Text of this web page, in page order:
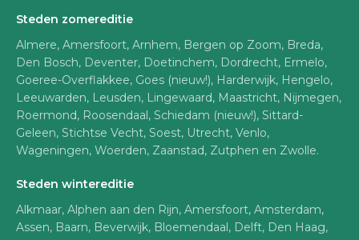
Steden zomereditie
Almere, Amersfoort, Arnhem, Bergen op Zoom, Breda,
Den Bosch, Deventer, Doetinchem, Dordrecht, Ermelo,
Goeree-Overflakkee, Goes (nieuw!), Harderwijk, Hengelo,
Leeuwarden, Leusden, Lingewaard, Maastricht, Nijmegen,
Roermond, Roosendaal, Schiedam (nieuw!), Sittard-
Geleen, Stichtse Vecht, Soest, Utrecht, Venlo,
Wageningen, Woerden, Zaanstad, Zutphen en Zwolle.
Steden wintereditie
Alkmaar, Alphen aan den Rijn, Amersfoort, Amsterdam,
Assen, Baarn, Beverwijk, Bloemendaal, Delft, Den Haag,